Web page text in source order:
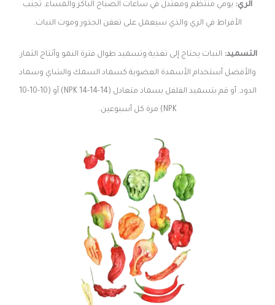
الري: يومي منتظم ومعتدل في ساعات الصباح الباكر والمساء. تجنب
الأفراط في الري والذي سيعمل على تعفن الجذور وموت النبات.
التسميد: النبات يحتاج إلى تغذية وتسميد طوال فترة النمو وأنتاج الثمار.
والأفضل أستخدام الأسمدة العضوية كسماد السمك والشاي وسماد
الدود. أو قم بتسميد الفلفل بسماد متعادل (14-14-14 NPK) أو (10-10-10
NPK) مرة كل أسبوعين.